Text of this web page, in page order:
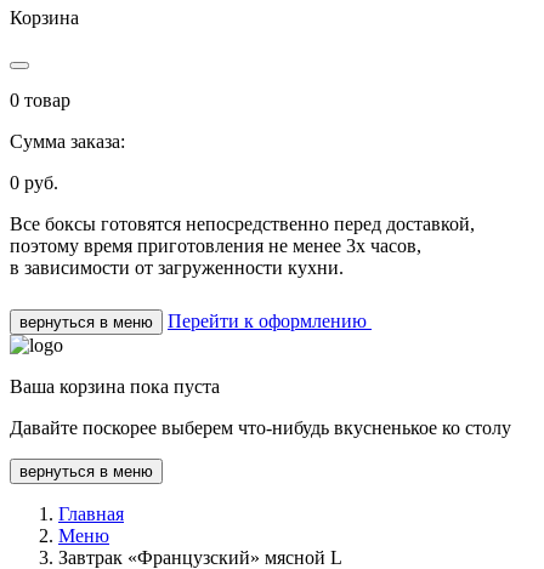
Корзина
0 товар
Сумма заказа:
0 руб.
Все боксы готовятся непосредственно перед доставкой,
поэтому время приготовления не менее 3х часов,
в зависимости от загруженности кухни.
вернуться в меню Перейти к оформлению
Ваша корзина пока пуста
Давайте поскорее выберем что-нибудь вкусненькое ко столу
вернуться в меню
Главная
Меню
Завтрак «Французский» мясной L